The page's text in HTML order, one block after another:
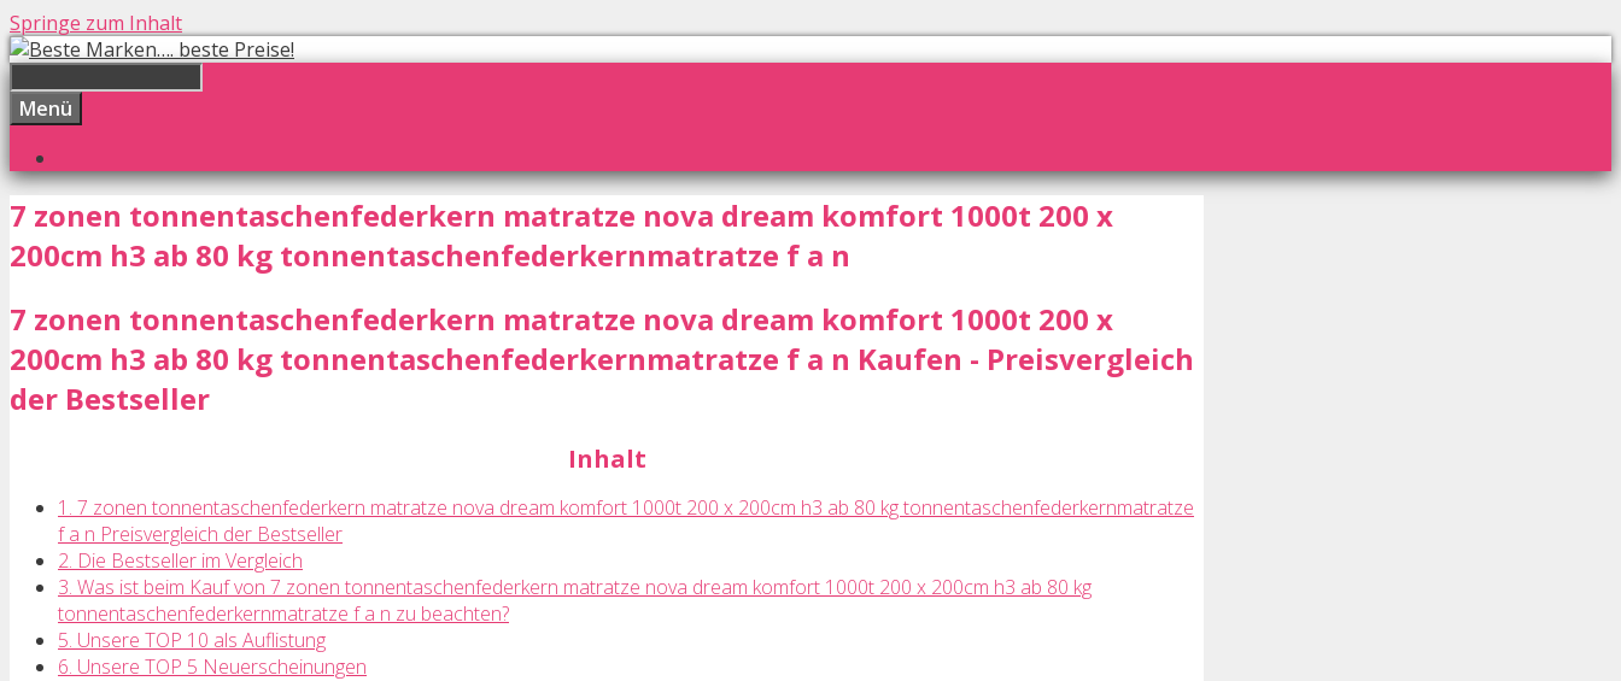
Springe zum Inhalt
Menü
7 zonen tonnentaschenfederkern matratze nova dream komfort 1000t 200 x
200cm h3 ab 80 kg tonnentaschenfederkernmatratze f a n
7 zonen tonnentaschenfederkern matratze nova dream komfort 1000t 200 x
200cm h3 ab 80 kg tonnentaschenfederkernmatratze f a n Kaufen - Preisvergleich
der Bestseller
Inhalt
1. 7 zonen tonnentaschenfederkern matratze nova dream komfort 1000t 200 x 200cm h3 ab 80 kg tonnentaschenfederkernmatratze
f a n Preisvergleich der Bestseller
2. Die Bestseller im Vergleich
3. Was ist beim Kauf von 7 zonen tonnentaschenfederkern matratze nova dream komfort 1000t 200 x 200cm h3 ab 80 kg
tonnentaschenfederkernmatratze f a n zu beachten?
5. Unsere TOP 10 als Auflistung
6. Unsere TOP 5 Neuerscheinungen